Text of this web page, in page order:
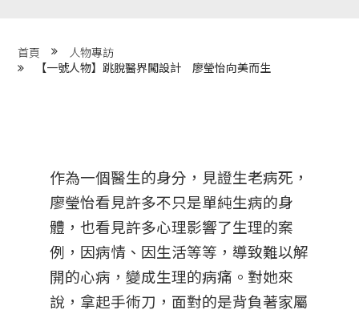
首頁
人物專訪
【一號人物】跳脫醫界闖設計 廖瑩怡向美而生
作為一個醫生的身分，見證生老病死，
廖瑩怡看見許多不只是單純生病的身
體，也看見許多心理影響了生理的案
例，因病情、因生活等等，導致難以解
開的心病，變成生理的病痛。對她來
說，拿起手術刀，面對的是背負著家屬